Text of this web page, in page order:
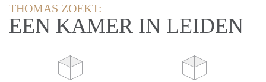
THOMAS ZOEKT:
EEN KAMER IN LEIDEN